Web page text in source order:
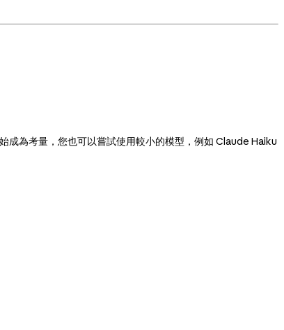
成為考量，您也可以嘗試使用較小的模型，例如 Claude Haiku